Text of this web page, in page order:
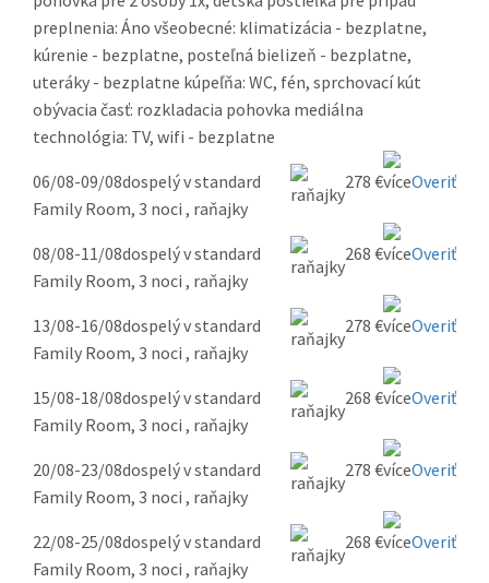
preplnenia: Áno všeobecné: klimatizácia - bezplatne,
kúrenie - bezplatne, posteľná bielizeň - bezplatne,
uteráky - bezplatne kúpeľňa: WC, fén, sprchovací kút
obývacia časť: rozkladacia pohovka mediálna
technológia: TV, wifi - bezplatne
06/08-09/08dospelý v standard
Family Room, 3 noci , raňajky
278 € Overiť
08/08-11/08dospelý v standard
Family Room, 3 noci , raňajky
268 € Overiť
13/08-16/08dospelý v standard
Family Room, 3 noci , raňajky
278 € Overiť
15/08-18/08dospelý v standard
Family Room, 3 noci , raňajky
268 € Overiť
20/08-23/08dospelý v standard
Family Room, 3 noci , raňajky
278 € Overiť
22/08-25/08dospelý v standard
Family Room, 3 noci , raňajky
268 € Overiť